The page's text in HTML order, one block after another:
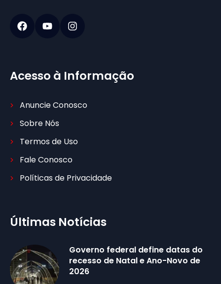
Acesso à Informação
Anuncie Conosco
Sobre Nós
Termos de Uso
Fale Conosco
Políticas de Privacidade
Últimas Notícias
Governo federal define datas do
recesso de Natal e Ano-Novo de
2026